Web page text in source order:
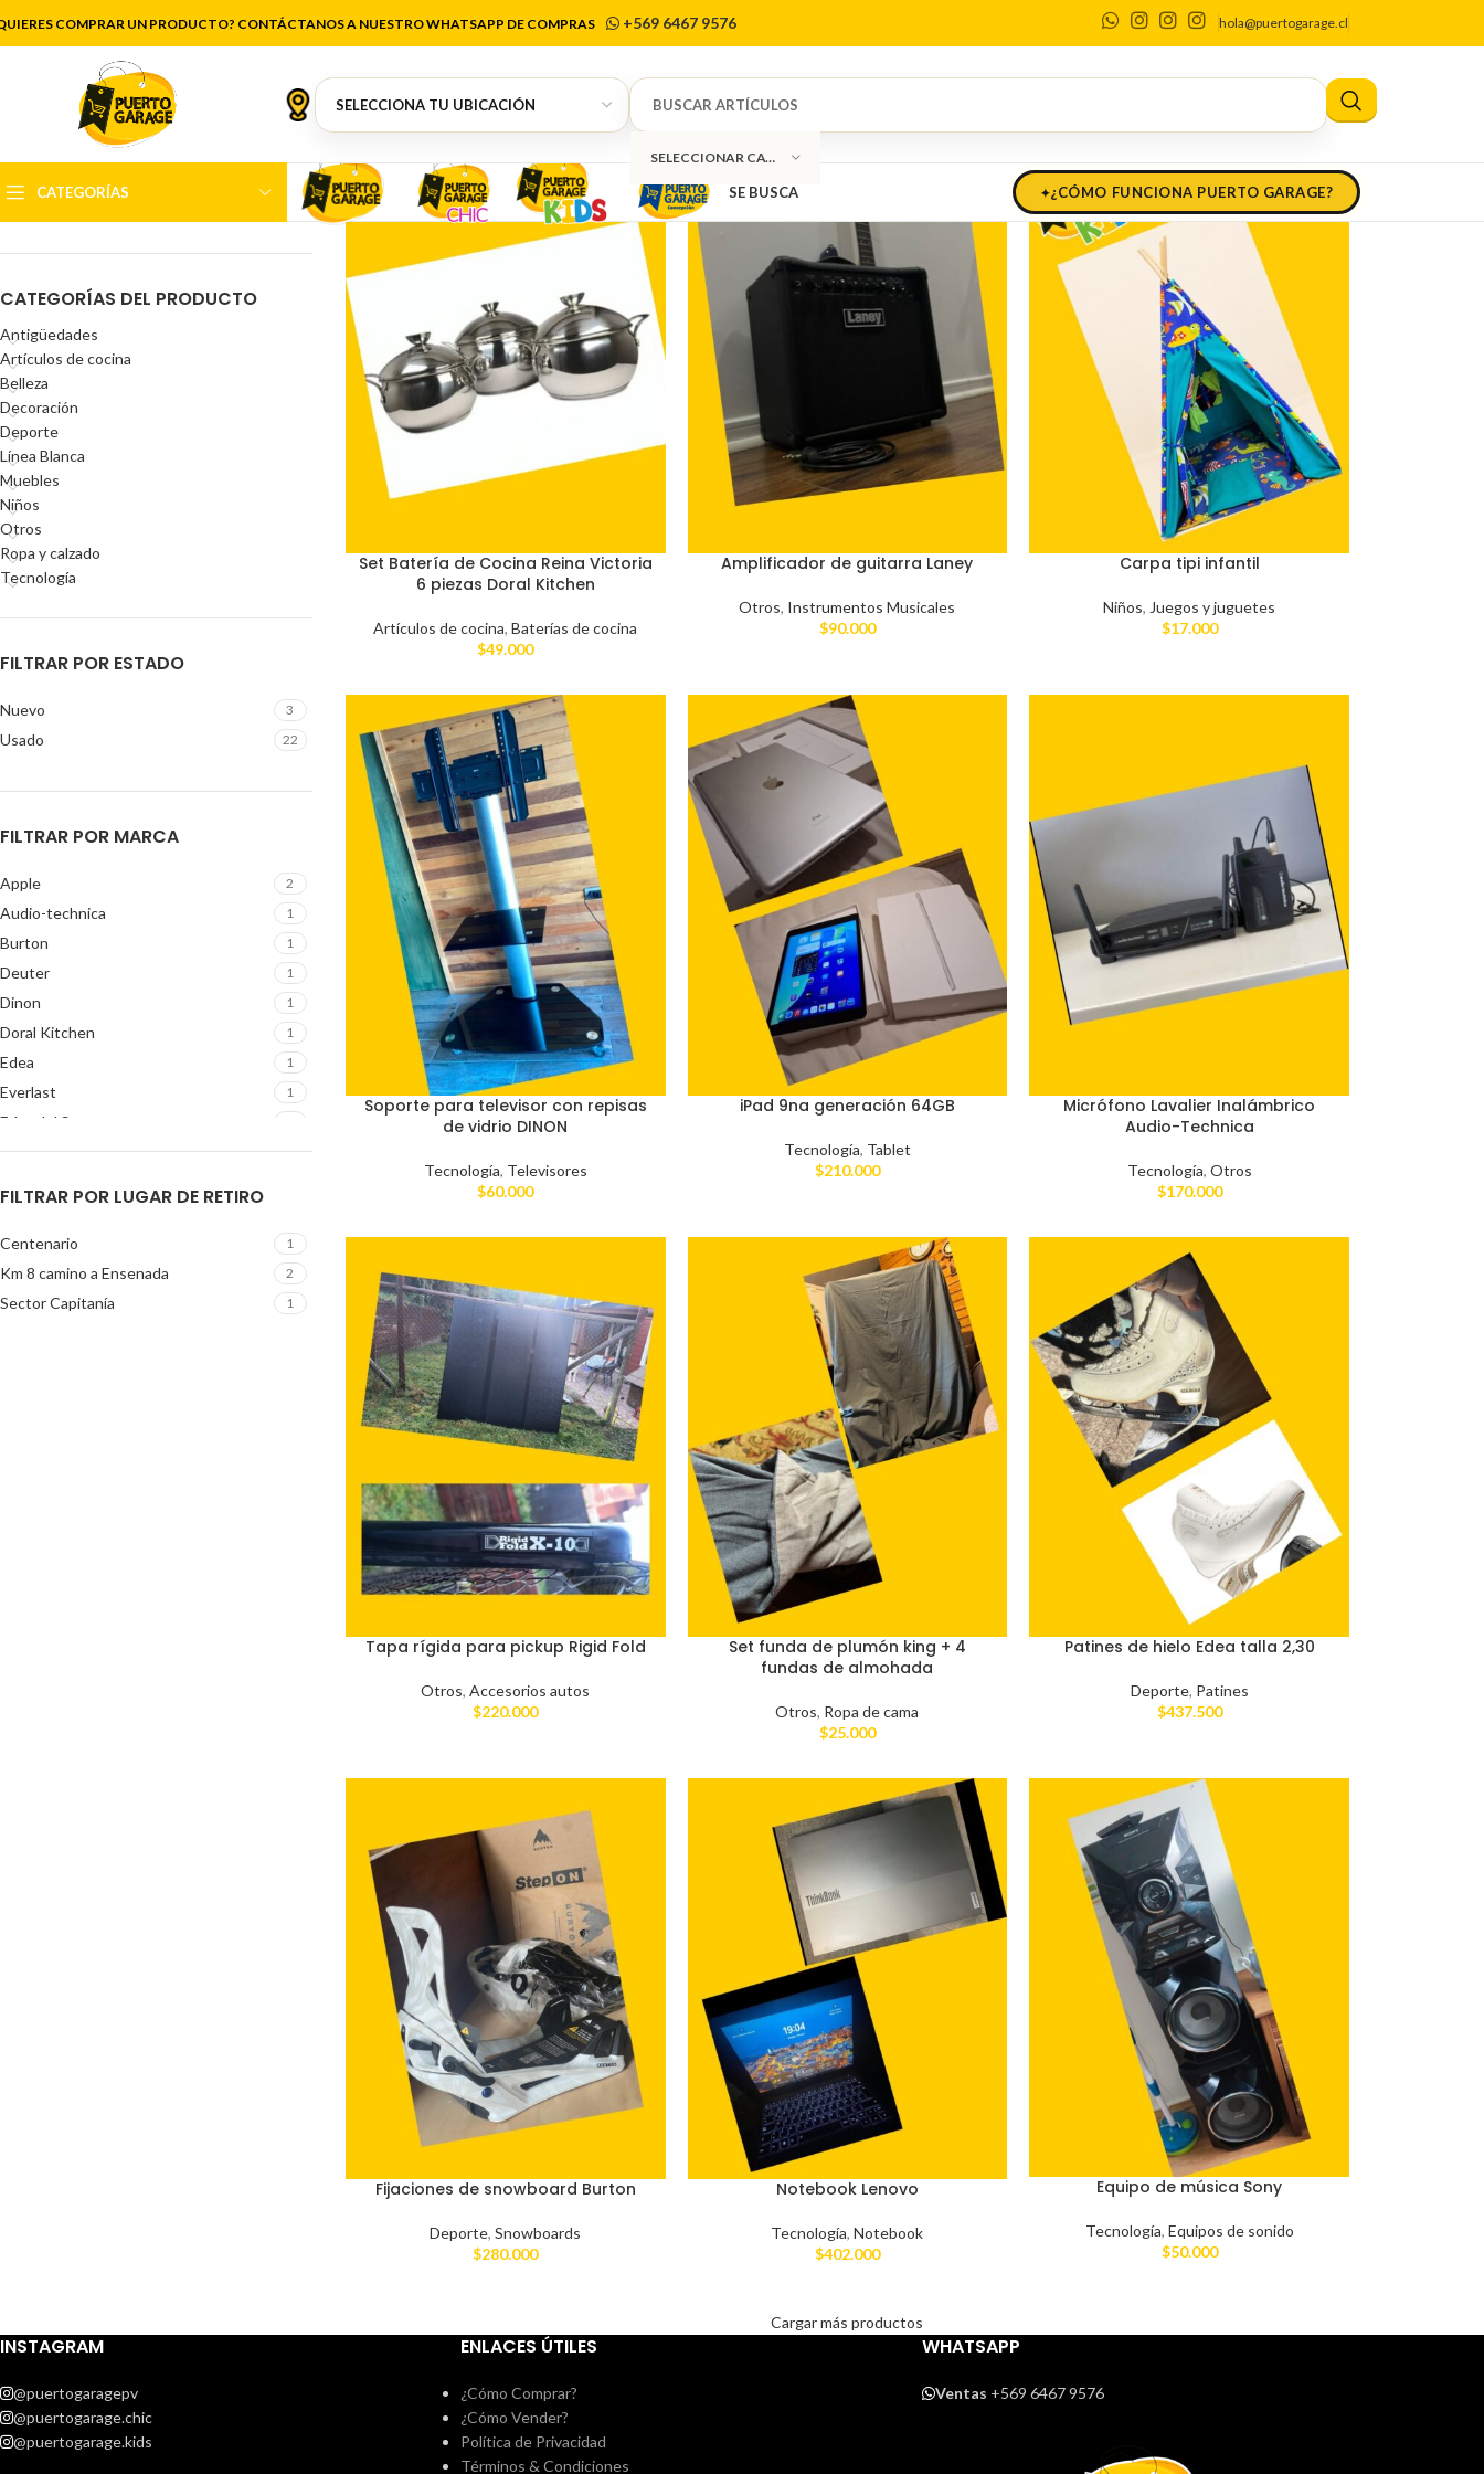
COMPRAR UN PRODUCTO? CONTÁCTANOS A NUESTRO WHATSAPP DE COMPRAS +569 6467 9576 hola@puertogarage.cl
SELECCIONAR CATEGORÍA
CATEGORÍAS SE BUSCA ¿CÓMO FUNCIONA PUERTO GARAGE?
puerto varas. Envío a todo Chile
FILTRAR POR PRECIO
FILTRAR
Precio:$5.000—$750.000
CATEGORÍAS DEL PRODUCTO
Antigüedades
Artículos de cocina
Belleza
Decoración
Deporte
Línea Blanca
Muebles
Niños
Otros
Ropa y calzado
Tecnología
FILTRAR POR ESTADO
Nuevo 3
Usado 22
FILTRAR POR MARCA
Apple 2
Audio-technica 1
Burton 1
Deuter 1
Dinon 1
Doral Kitchen 1
Edea 1
Everlast 1
Fríos del Sur
Laney 1
Mercedes Benz 1
Outshock 1
Rigid Fold 1
FILTRAR POR LUGAR DE RETIRO
Centenario 1
Km 8 camino a Ensenada 2
Sector Capitanía 1
Set Batería de Cocina Reina Victoria
6 piezas Doral Kitchen
Artículos de cocina,Baterías de cocina
$49.000
Amplificador de guitarra Laney
Otros, Instrumentos Musicales
$90.000
Carpa tipi infantil
Niños, Juegos y juguetes
$17.000
Soporte para televisor con repisas
de vidrio DINON
Tecnología, Televisores
$60.000
iPad 9na generación 64GB
Tecnología, Tablet
$210.000
Micrófono Lavalier Inalámbrico
Audio-Technica
Tecnología, Otros
$170.000
Tapa rígida para pickup Rigid Fold
Otros,Accesorios autos
$220.000
Set funda de plumón king + 4
fundas de almohada
Otros, Ropa de cama
$25.000
Patines de hielo Edea talla 2,30
Deporte, Patines
$437.500
Fijaciones de snowboard Burton
Deporte,Snowboards
$280.000
Notebook Lenovo
Tecnología,Notebook
$402.000
Equipo de música Sony
Tecnología, Equipos de sonido
$50.000
Cargar más productos
INSTAGRAM
@puertogaragepv
@puertogarage.chic
@puertogarage.kids
ENLACES ÚTILES
¿Cómo Comprar?
¿Cómo Vender?
Política de Privacidad
Términos & Condiciones
WHATSAPP
Ventas +569 6467 9576